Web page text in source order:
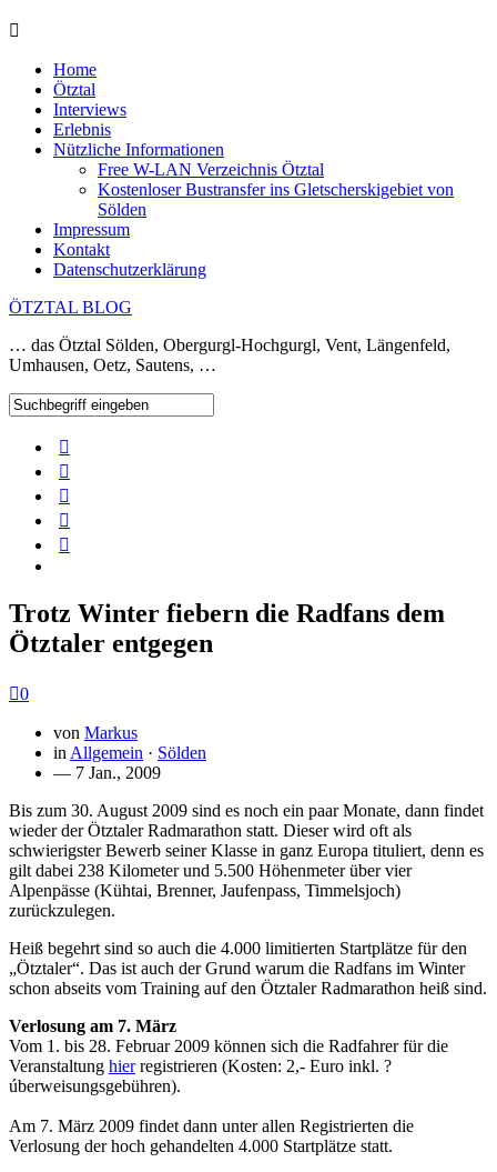
Home
Ötztal
Interviews
Erlebnis
Nützliche Informationen
Free W-LAN Verzeichnis Ötztal
Kostenloser Bustransfer ins Gletscherskigebiet von
Sölden
Impressum
Kontakt
Datenschutzerklärung
ÖTZTAL BLOG
… das Ötztal Sölden, Obergurgl-Hochgurgl, Vent, Längenfeld,
Umhausen, Oetz, Sautens, …
Trotz Winter fiebern die Radfans dem
Ötztaler entgegen
0
von Markus
in Allgemein · Sölden
— 7 Jan., 2009
Bis zum 30. August 2009 sind es noch ein paar Monate, dann findet
wieder der Ötztaler Radmarathon statt. Dieser wird oft als
schwierigster Bewerb seiner Klasse in ganz Europa tituliert, denn es
gilt dabei 238 Kilometer und 5.500 Höhenmeter über vier
Alpenpässe (Kühtai, Brenner, Jaufenpass, Timmelsjoch)
zurückzulegen.
Heiß begehrt sind so auch die 4.000 limitierten Startplätze für den
„Ötztaler“. Das ist auch der Grund warum die Radfans im Winter
schon abseits vom Training auf den Ötztaler Radmarathon heiß sind.
Verlosung am 7. März
Vom 1. bis 28. Februar 2009 können sich die Radfahrer für die
Veranstaltung hierregistrieren (Kosten: 2,- Euro inkl. ?
úberweisungsgebühren).
Am 7. März 2009 findet dann unter allen Registrierten die
Verlosung der hoch gehandelten 4.000 Startplätze statt.